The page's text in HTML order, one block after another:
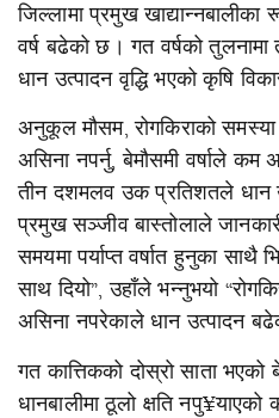
जिल्लामा प्रमुख
वर्ष बढेको छ। गत वर्षको
धान उत्पादन वृद्धि भएको कृषि
अनुकूल मौसम, रोगकिराको
असिना नपर्नु, बेमौसमी वर्षाले
तीन दशमलव उक प्रतिशतले धान
प्रमुख सञ्जीव बास्तोलाले
समयमा पर्याप्त वर्षात हुनुका साथै
साथ दियो”, उहाँले भन्नुभयो
असिना नपरेकाले धान उत्पादन
गत कात्तिकको दोस्रो साता भएको
धानबालीमा ठूलो क्षति